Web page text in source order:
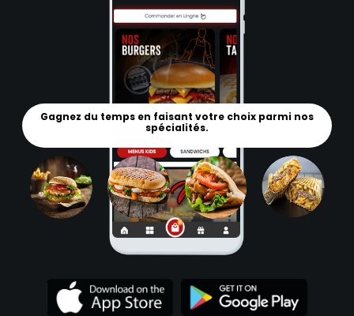
Gagnez du temps en faisant votre choix parmi nos
spécialités.